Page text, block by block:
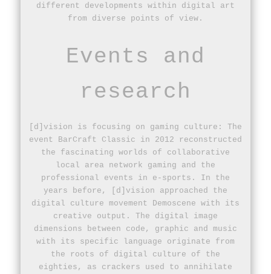
different developments within digital art
from diverse points of view.
Events and
research
[d]vision is focusing on gaming culture: The
event BarCraft Classic in 2012 reconstructed
the fascinating worlds of collaborative
local area network gaming and the
professional events in e-sports. In the
years before, [d]vision approached the
digital culture movement Demoscene with its
creative output. The digital image
dimensions between code, graphic and music
with its specific language originate from
the roots of digital culture of the
eighties, as crackers used to annihilate